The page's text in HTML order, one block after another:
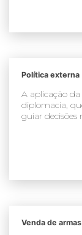
Política externa
A aplicação
diplomacia,
guiar decisões r
Venda de